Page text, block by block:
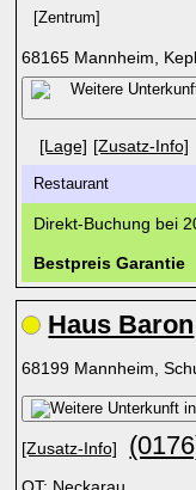
[Zentrum]
68165 Mannheim,
[Lage] [Zusatz-Info]
Restaurant
Direkt-Buchung bei
Bestpreis Garantie
Haus Baron
68199 Mannheim,
[Zusatz-Info]